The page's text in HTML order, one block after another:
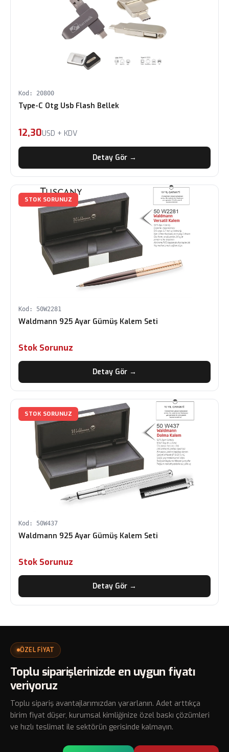
Kod: 20800
Type-C Otg Usb Flash Bellek
12,30USD + KDV
Detay Gör →
STOK SORUNUZ
Kod: 50W2281
Waldmann 925 Ayar Gümüş Kalem Seti
Stok Sorunuz
Detay Gör →
STOK SORUNUZ
Kod: 50W437
Waldmann 925 Ayar Gümüş Kalem Seti
Stok Sorunuz
Detay Gör →
ÖZEL FİYAT
Toplu siparişlerinizde en uygun fiyatı
veriyoruz
Toplu sipariş avantajlarımızdan yararlanın. Adet arttıkça
birim fiyat düşer, kurumsal kimliğinize özel baskı çözümleri
ve hızlı teslimat ile sektörün gerisinde kalmayın.